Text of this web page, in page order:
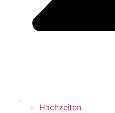
Hochzeiten